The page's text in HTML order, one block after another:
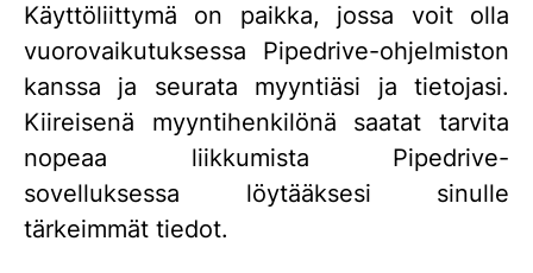
Käyttöliittymä on paikka, jossa voit olla
vuorovaikutuksessa Pipedrive-ohjelmiston
kanssa ja seurata myyntiäsi ja tietojasi.
Kiireisenä myyntihenkilönä saatat tarvita
nopeaa liikkumista Pipedrive-
sovelluksessa löytääksesi sinulle
tärkeimmät tiedot.